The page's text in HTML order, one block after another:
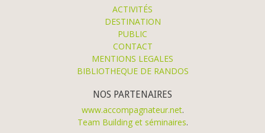
ACTIVITÉS
DESTINATION
PUBLIC
CONTACT
MENTIONS LEGALES
BIBLIOTHEQUE DE RANDOS
NOS PARTENAIRES
www.accompagnateur.net.
Team Building et séminaires.